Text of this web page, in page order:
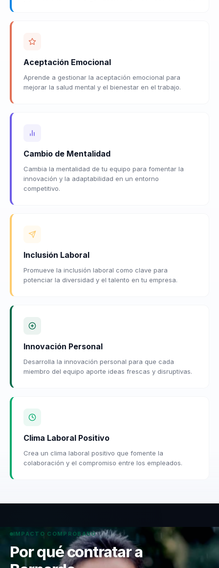
Aceptación Emocional
Aprende a gestionar la aceptación emocional para
mejorar la salud mental y el bienestar en el trabajo.
Cambio de Mentalidad
Cambia la mentalidad de tu equipo para fomentar la
innovación y la adaptabilidad en un entorno
competitivo.
Inclusión Laboral
Promueve la inclusión laboral como clave para
potenciar la diversidad y el talento en tu empresa.
Innovación Personal
Desarrolla la innovación personal para que cada
miembro del equipo aporte ideas frescas y disruptivas.
Clima Laboral Positivo
Crea un clima laboral positivo que fomente la
colaboración y el compromiso entre los empleados.
IMPACTO COMPROBADO
Por qué contratar a